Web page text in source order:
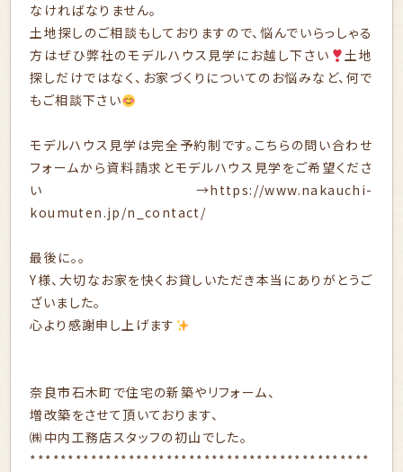
なければなりません。
土地探しのご相談もしておりますので、悩んでいらっしゃる
方はぜひ弊社のモデルハウス見学にお越し下さい
土地
探しだけではなく、お家づくりについてのお悩みなど、何で
もご相談下さい
モデルハウス見学は完全予約制です。こちらの問い合わせ
フォームから資料請求とモデルハウス見学をご希望くださ
い→https://www.nakauchi-
koumuten.jp/n_contact/
最後に。。
Y様、大切なお家を快くお貸しいただき本当にありがとうご
ざいました。
心より感謝申し上げます
奈良市石木町で住宅の新築やリフォーム、
増改築をさせて頂いております、
㈱中内工務店スタッフの初山でした。
*********************************************